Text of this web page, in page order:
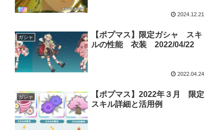
2024.12.21
ガシャ
【ポプマス】限定ガシャ スキ
ルの性能 衣装 2022/04/22
2022.04.24
ガシャ
【ポプマス】2022年３月 限定
スキル詳細と活用例